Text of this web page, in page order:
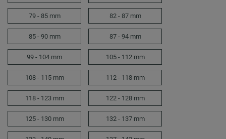
79 - 85 mm 82 - 87 mm
85 - 90 mm 87 - 94 mm
99 - 104 mm 105 - 112 mm
108 - 115 mm 112 - 118 mm
118 - 123 mm 122 - 128 mm
125 - 130 mm 132 - 137 mm